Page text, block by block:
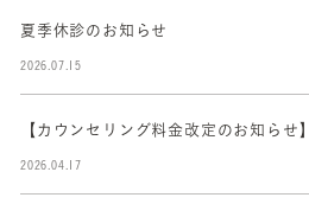
夏季休診のお知らせ
2026.07.15
【カウンセリング料金改定のお知らせ】
2026.04.17